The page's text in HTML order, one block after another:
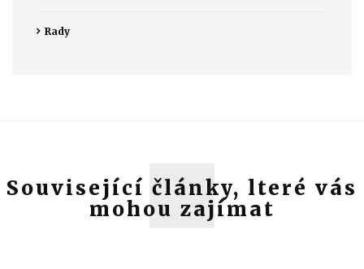
Rady
Související články, lteré vás
mohou zajímat